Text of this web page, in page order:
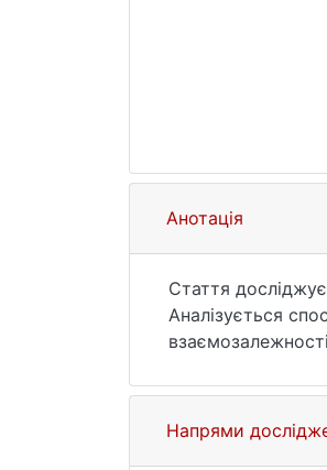
Анотація
Стаття
Аналізується
фінансових
допомогою якого
чинники
Напрями